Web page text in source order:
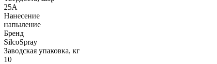
25А
Нанесение
напыление
Бренд
SilcoSpray
Заводская упаковка, кг
10